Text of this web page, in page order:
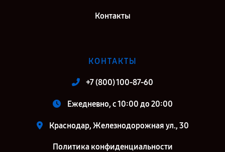
Контакты
КОНТАКТЫ
+7 (800) 100-87-60
Ежедневно, с 10:00 до 20:00
Краснодар, Железнодорожная ул., 30
Политика конфиденциальности